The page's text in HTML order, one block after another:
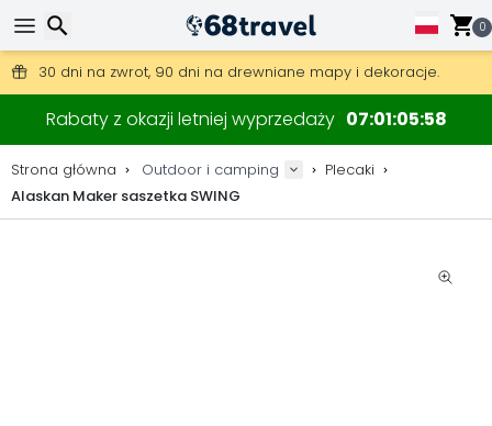
0
Darmowa wysyłka przy zamówieniach powyżej 345 zł.
30 dni na zwrot, 90 dni na drewniane mapy i dekoracje.
Najlepsze ceny na sprzęt outdoorowy i akcesoria.
Rabaty z okazji letniej wyprzedaży 07 01 05 57
Strona główna Outdoor i camping
Plecaki
Alaskan Maker saszetka SWING
Wyszukaj